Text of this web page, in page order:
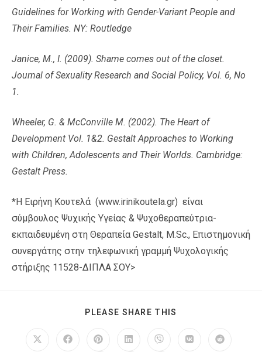
Guidelines for Working with Gender-Variant People and
Their Families. NY: Routledge
Janice, M., I. (2009). Shame comes out of the closet.
Journal of Sexuality Research and Social Policy, Vol. 6, No
1.
Wheeler, G. & McConville M. (2002). The Heart of
Development Vol. 1&2. Gestalt Approaches to Working
with Children, Adolescents and Their Worlds. Cambridge:
Gestalt Press.
*Η Ειρήνη Κουτελά (www.irinikoutela.gr) είναι
σύμβουλος Ψυχικής Υγείας & Ψυχοθεραπεύτρια-
εκπαιδευμένη στη Θεραπεία Gestalt, M.Sc., Επιστημονική
συνεργάτης στην τηλεφωνική γραμμή Ψυχολογικής
στήριξης 11528-ΔΙΠΛΑ ΣΟΥ>
PLEASE SHARE THIS